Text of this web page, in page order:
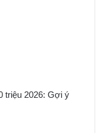
triệu 2026: Gợi ý